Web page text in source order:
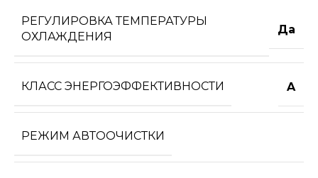
РЕГУЛИРОВКА ТЕМПЕРАТУРЫ
ОХЛАЖДЕНИЯ
Да
КЛАСС ЭНЕРГОЭФФЕКТИВНОСТИ A
РЕЖИМ АВТООЧИСТКИ